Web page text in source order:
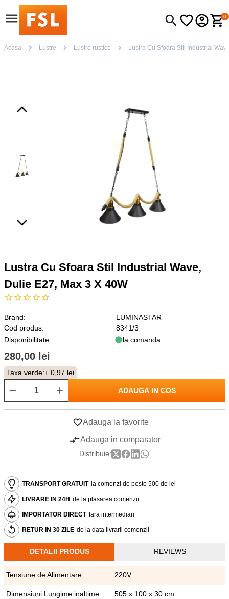
0
Acasa Lustre Lustre rustice Lustra Cu Sfoara Stil Industrial
Lustra Cu Sfoara Stil Industrial Wave,
Dulie E27, Max 3 X 40W
Brand:
LUMINASTAR
Cod produs:
8341/3
Disponibilitate:
la comanda
280,00 lei
Taxa verde:+ 0,97 lei
ADAUGA IN COS
Adauga la favorite
Adauga in comparator
Distribuie:
TRANSPORT GRATUIT la comenzi de peste 500 de lei
LIVRARE IN 24H de la plasarea comenzii
IMPORTATOR DIRECT fara intermediari
RETUR IN 30 ZILE de la data livrarii comenzii
DETALII PRODUS REVIEWS
Tensiune de Alimentare 220V
Dimensiuni Lungime inaltime
505 x 100 x 30 cm